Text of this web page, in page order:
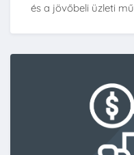
és a jövőbeli üzleti